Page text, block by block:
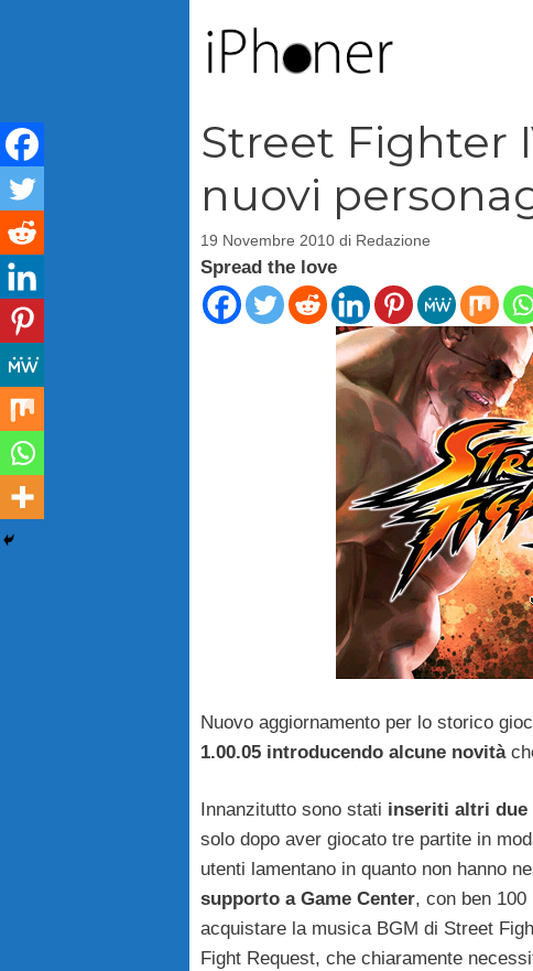
Street Fighter
nuovi
19 Novembre 2010 di Redazione
Spread the love
Nuovo aggiornamento per lo storico
1.00.05 introducendo alcune novità
Innanzitutto sono stati inseriti altri due
solo dopo aver giocato tre partite in
utenti lamentano in quanto non hanno
supporto a Game Center, con ben
acquistare la musica BGM di Street
Fight Request, che chiaramente